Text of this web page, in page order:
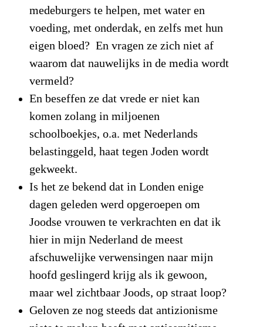
medeburgers te helpen, met water en
voeding, met onderdak, en zelfs met hun
eigen bloed? En vragen ze zich niet af
waarom dat nauwelijks in de media wordt
vermeld?
En beseffen ze dat vrede er niet kan
komen zolang in miljoenen
schoolboekjes, o.a. met Nederlands
belastinggeld, haat tegen Joden wordt
gekweekt.
Is het ze bekend dat in Londen enige
dagen geleden werd opgeroepen om
Joodse vrouwen te verkrachten en dat ik
hier in mijn Nederland de meest
afschuwelijke verwensingen naar mijn
hoofd geslingerd krijg als ik gewoon,
maar wel zichtbaar Joods, op straat loop?
Geloven ze nog steeds dat antizionisme